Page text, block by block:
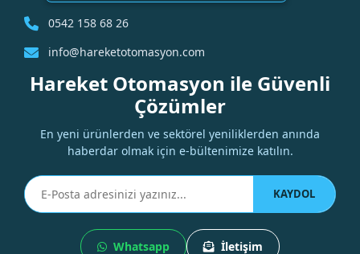
0542 158 68 26
info@hareketotomasyon.com
Hareket Otomasyon ile Güvenli
Çözümler
En yeni ürünlerden ve sektörel yeniliklerden anında
haberdar olmak için e-bültenimize katılın.
KAYDOL
Whatsapp İletişim